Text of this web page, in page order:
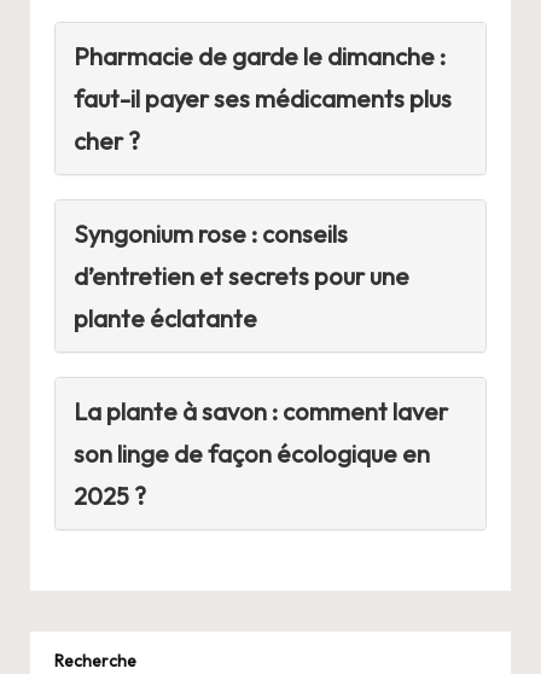
Pharmacie de garde le dimanche :
faut-il payer ses médicaments plus
cher ?
Syngonium rose : conseils
d’entretien et secrets pour une
plante éclatante
La plante à savon : comment laver
son linge de façon écologique en
2025 ?
Recherche